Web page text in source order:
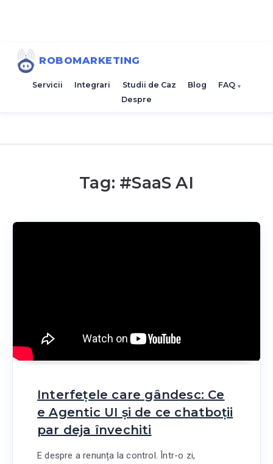
ROBOMARKETING
Servicii Integrari Studii de Caz Blog
FAQ
Despre
Tag: #SaaS AI
Interfețele care gândesc: Ce
e Agentic UI și de ce chatboții
par deja învechiti
E despre a renunța la control. Într-o zi,